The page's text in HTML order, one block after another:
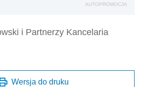
AUTOPROMOCJA
i Partnerzy Kancelaria
Wersja do druku